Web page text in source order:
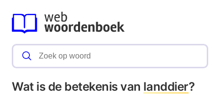
Wat is de betekenis van landdier?